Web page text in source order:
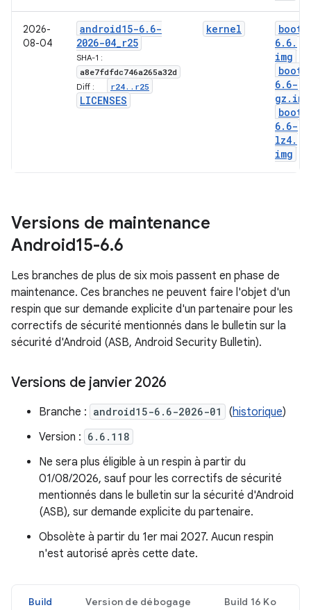
2026-
08-04
android15-6. 6-
2026-04_r25
SHA-1 :
a8e7fdfdc746a265a32d
Diff : r24. . r25
LICENSES
kernel
boot-
6. 6.
img
boot-
6. 6-
gz . img
boot-
6. 6-
lz4.
img
Versions de maintenance
Android15-6.6
Les branches de plus de six mois passent en phase de
maintenance. Ces branches ne peuvent faire l'objet d'un
respin que sur demande explicite d'un partenaire pour les
correctifs de sécurité mentionnés dans le bulletin sur la
sécurité d'Android (ASB, Android Security Bulletin).
Versions de janvier 2026
Branche : android15-6.6-2026-01 (historique)
Version : 6.6.118
Ne sera plus éligible à un respin à partir du
01/08/2026, sauf pour les correctifs de sécurité
mentionnés dans le bulletin sur la sécurité d'Android
(ASB), sur demande explicite du partenaire.
Obsolète à partir du 1er mai 2027. Aucun respin
n'est autorisé après cette date.
Build Version de débogage Build 16 Ko